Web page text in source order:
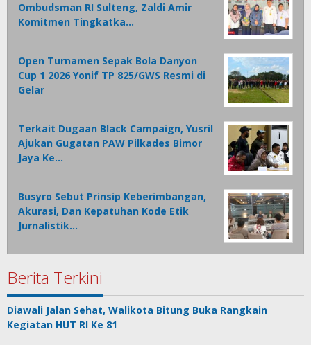
Ombudsman RI Sulteng, Zaldi Amir
Komitmen Tingkatka…
Open Turnamen Sepak Bola Danyon
Cup 1 2026 Yonif TP 825/GWS Resmi di
Gelar
Terkait Dugaan Black Campaign, Yusril
Ajukan Gugatan PAW Pilkades Bimor
Jaya Ke…
Busyro Sebut Prinsip Keberimbangan,
Akurasi, Dan Kepatuhan Kode Etik
Jurnalistik…
Berita Terkini
Diawali Jalan Sehat, Walikota Bitung Buka Rangkain
Kegiatan HUT RI Ke 81